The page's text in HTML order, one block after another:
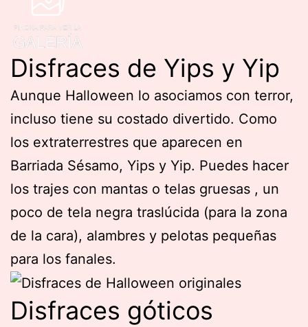
Disfraces de Yips y Yip
Aunque Halloween lo asociamos con terror,
incluso tiene su costado divertido. Como
los extraterrestres que aparecen en
Barriada Sésamo, Yips y Yip. Puedes hacer
los trajes con mantas o telas gruesas , un
poco de tela negra traslúcida (para la zona
de la cara), alambres y pelotas pequeñas
para los fanales.
Disfraces góticos